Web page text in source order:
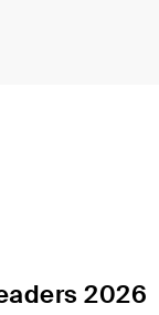
2026